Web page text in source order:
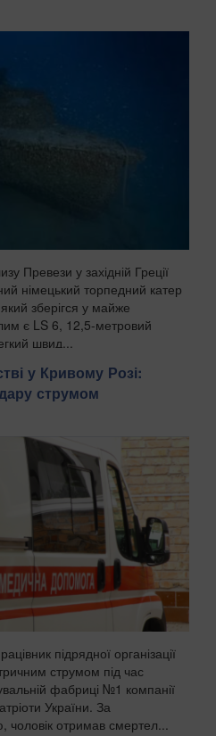
Превези у західній Греції
німецький торпедний катер
який зберігся у майже
є LS 6, 12,5-метровий
швид...
у Кривому Розі:
струмом
підрядної організації
струмом під час
фабриці №1 компанії
України. За
отримав смертел...